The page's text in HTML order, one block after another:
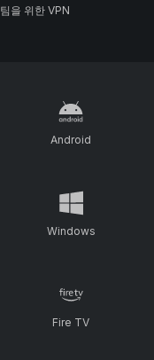
팀을 위한 VPN
Android
Windows
Fire TV